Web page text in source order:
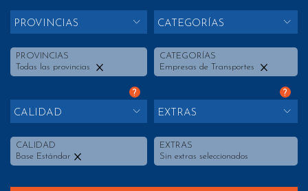
PROVINCIAS
PROVINCIAS
Todas las provincias
CATEGORÍAS
CATEGORÍAS
Empresas de Transportes
?
CALIDAD
CALIDAD
Base Estándar
?
EXTRAS
EXTRAS
Sin extras seleccionados